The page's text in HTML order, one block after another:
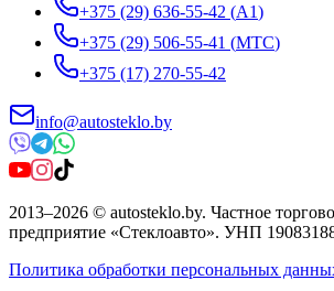
+375 (29) 636-55-42 (A1)
+375 (29) 506-55-41 (МТС)
+375 (17) 270-55-42
info@autosteklo.by
2013–2026 © autosteklo.by. Частное
предприятие «Стеклоавто». УНП
Политика обработки персональных